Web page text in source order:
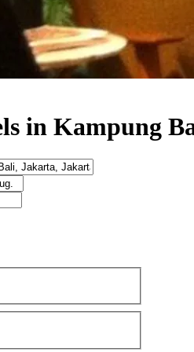
in Kampung